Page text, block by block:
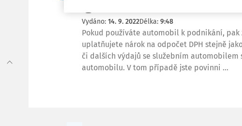
Vydáno: 14. 9. 2022Délka: 9:48
Pokud používáte automobil k podnikání, pak
uplatňujete nárok na odpočet DPH stejně
či dalších výdajů se služebním automobilem
automobilu. V tom případě jste povinni ...